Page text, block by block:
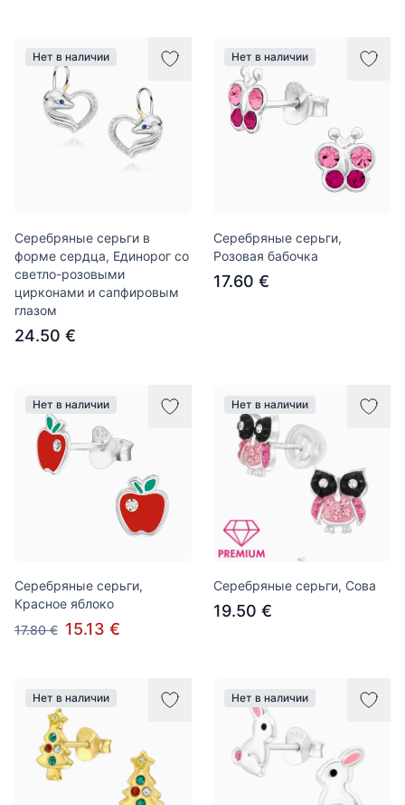
Нет в наличии
Серебряные серьги в
форме сердца, Единорог со
светло-розовыми
цирконами и сапфировым
глазом
24.50 €
Нет в наличии
Серебряные серьги,
Розовая бабочка
17.60 €
Нет в наличии
Серебряные серьги,
Красное яблоко
17.80 € 15.13 €
Нет в наличии
Серебряные серьги, Сова
19.50 €
Нет в наличии Нет в наличии